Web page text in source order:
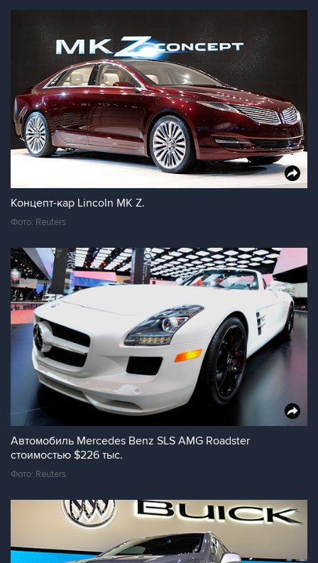
Концепт-кар Lincoln MK Z.
Фото: Reuters
Автомобиль Mercedes Benz SLS AMG Roadster
стоимостью $226 тыс.
Фото: Reuters